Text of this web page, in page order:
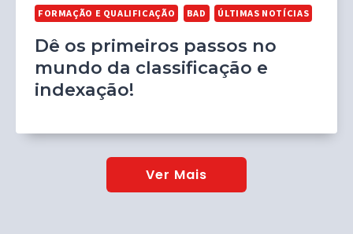
FORMAÇÃO E QUALIFICAÇÃO BAD ÚLTIMAS NOTÍCIAS
Dê os primeiros passos no
mundo da classificação e
indexação!
Ver Mais